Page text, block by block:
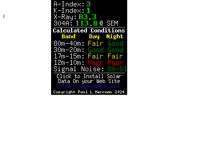
degli estratti e restituisce il valore